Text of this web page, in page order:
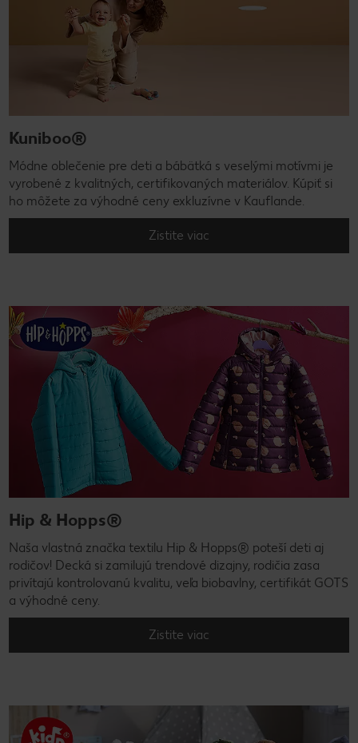
Kuniboo®
Módne oblečenie pre deti a bábätká s veselými motívmi je
vyrobené z kvalitných, certifikovaných materiálov. Kúpiť si
ho môžete za výhodné ceny exkluzívne v Kauflande.
Zistite viac
Hip & Hopps®
Naša vlastná značka textilu Hip & Hopps® poteší deti aj
rodičov! Decká si zamilujú trendové dizajny, rodičia zasa
privítajú kontrolovanú kvalitu, veľa biobavlny, certifikát GOTS
a výhodné ceny.
Zistite viac